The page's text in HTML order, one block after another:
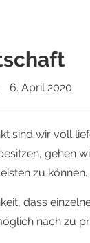
6. April 2020
sind wir voll
gehen
zu können.
dass
nach zu